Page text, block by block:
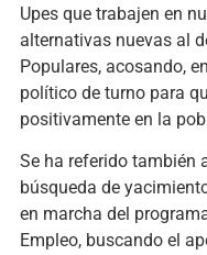
Upes que trabajen en
alternativas nuevas al
Populares, acosando,
político de turno para
positivamente en la
Se ha referido también
búsqueda de
en marcha del
Empleo, buscando el